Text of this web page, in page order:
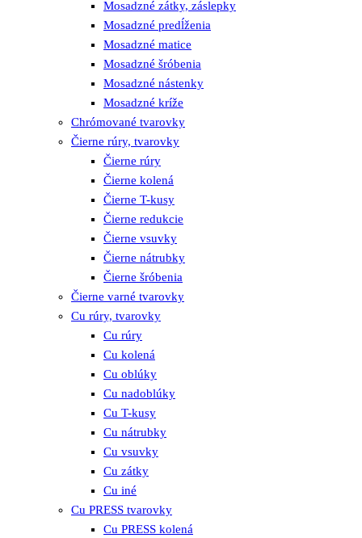
Mosadzné zátky, záslepky
Mosadzné predĺženia
Mosadzné matice
Mosadzné šróbenia
Mosadzné nástenky
Mosadzné kríže
Chrómované tvarovky
Čierne rúry, tvarovky
Čierne rúry
Čierne kolená
Čierne T-kusy
Čierne redukcie
Čierne vsuvky
Čierne nátrubky
Čierne šróbenia
Čierne varné tvarovky
Cu rúry, tvarovky
Cu rúry
Cu kolená
Cu oblúky
Cu nadoblúky
Cu T-kusy
Cu nátrubky
Cu vsuvky
Cu zátky
Cu iné
Cu PRESS tvarovky
Cu PRESS kolená